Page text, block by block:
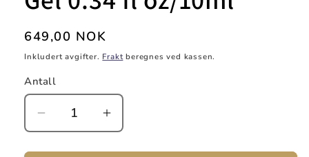
Vanlig
pris
649,00 NOK
Inkludert avgifter. Fraktberegnes ved kassen.
Antall
Senk
antallet
for
Øk
antallet
for